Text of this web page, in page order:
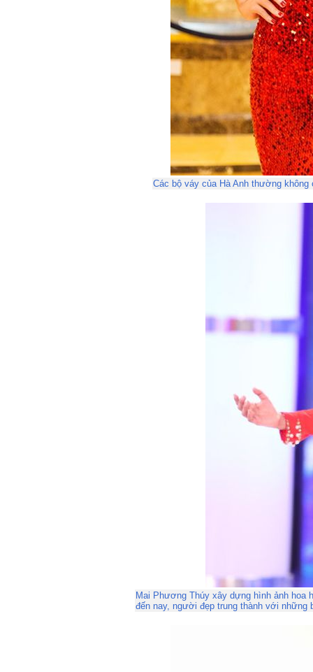
Các bộ váy của Hà Anh thường
Mai Phương Thúy xây dựng hình ảnh hoa
đến nay, người đẹp trung thành với những